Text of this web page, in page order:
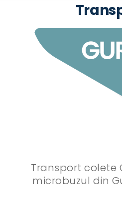
Transport colete
microbuzul din